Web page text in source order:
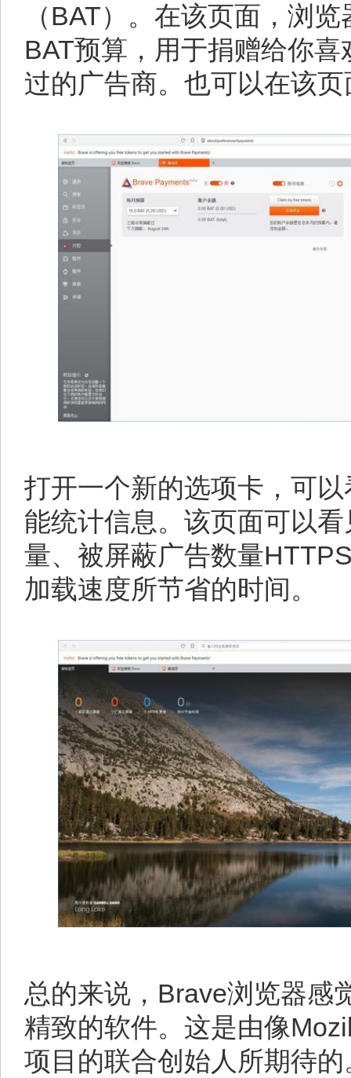
（BAT）。在该页面，浏
BAT预算，用于捐赠给你
过的广告商。也可以在该
打开一个新的选项卡，可
能统计信息。该页面可以
量、被屏蔽广告数量
加载速度所节省的时间。
总的来说，Brave浏览器感
精致的软件。这是由像
项目的联合创始人所期待的